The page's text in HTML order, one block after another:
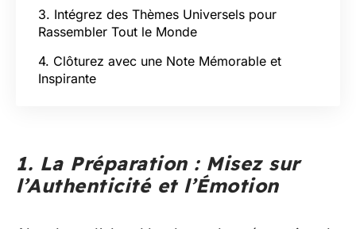
3. Intégrez des Thèmes Universels pour
Rassembler Tout le Monde
4. Clôturez avec une Note Mémorable et
Inspirante
1. La Préparation : Misez sur
l’Authenticité et l’Émotion